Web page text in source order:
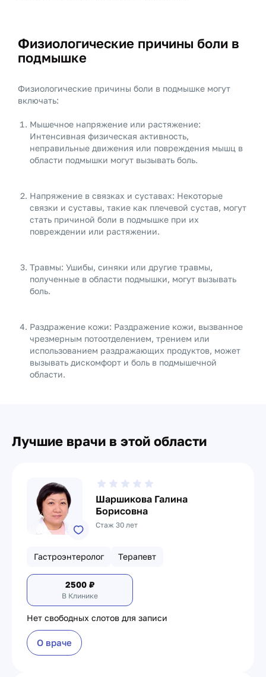
Физиологические причины боли в
подмышке
Физиологические причины боли в подмышке могут
включать:
Мышечное напряжение или растяжение:
Интенсивная физическая активность,
неправильные движения или повреждения мышц в
области подмышки могут вызывать боль.
Напряжение в связках и суставах: Некоторые
связки и суставы, такие как плечевой сустав, могут
стать причиной боли в подмышке при их
повреждении или растяжении.
Травмы: Ушибы, синяки или другие травмы,
полученные в области подмышки, могут вызывать
боль.
Раздражение кожи: Раздражение кожи, вызванное
чрезмерным потоотделением, трением или
использованием раздражающих продуктов, может
вызывать дискомфорт и боль в подмышечной
области.
Лучшие врачи в этой области
Шаршикова Галина
Борисовна
Стаж 30 лет
Гастроэнтеролог Терапевт
2500 ₽
В Клинике
Нет свободных слотов для записи
О враче